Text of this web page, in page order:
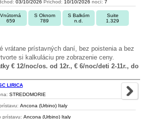
03/10/2026 Príchod: 10/10/2026 nocí: 7
Vnútorná
659
S Oknom
789
S Balkóm
n.d.
Suite
1.329
vrátane prístavných daní, bez poistenia a bez
si kalkuláciu pre zobrazenie ceny.
€ 12/noc/os. od 12r., € 6/noc/deti 2-11r., do
LIRICA
STREDOMORIE
Ancona (Urbino) Italy
prístavu: Ancona (Urbino) Italy